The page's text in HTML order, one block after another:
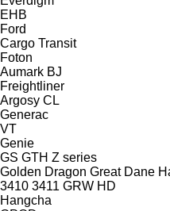
EHB
Ford
Cargo Transit
Foton
Aumark BJ
Freightliner
Argosy CL
Generac
VT
Genie
GS GTH Z series
Golden Dragon Great Dane
3410 3411 GRW HD
Hangcha